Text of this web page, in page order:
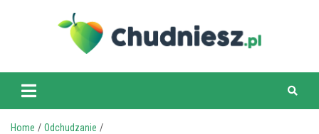
chudniesz.pl
Home
Odchudzanie